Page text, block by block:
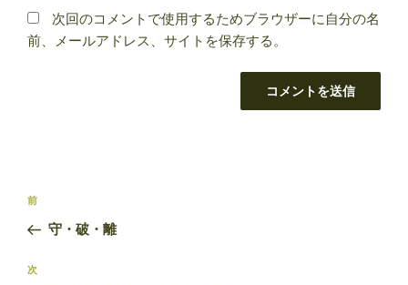
次回のコメントで使用するためブラウザーに自分の名
前、メールアドレス、サイトを保存する。
投
ナ
ビ
前
の
稿
前
守・破・離
次
次